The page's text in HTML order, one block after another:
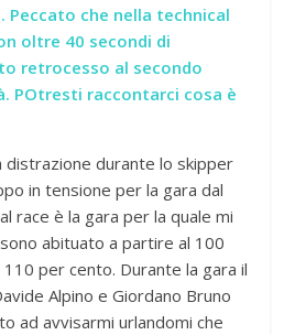
che nella technical
oltre 40 secondi di
retrocesso al secondo
POtresti raccontarci cosa è
distrazione durante lo skipper
in tensione per la gara dal
race è la gara per la quale mi
abituato a partire al 100
per cento. Durante la gara il
Alpino e Giordano Bruno
ad avvisarmi urlandomi che